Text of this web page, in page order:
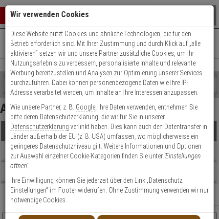
Warenkorb schließen
0 ARTIKEL IM WARENKORB
Ihr Warenkorb ist momentan leer.
Ergebnisse (78) Fertig
Preis Filter ( 78
€ €
Sicherheitslevel
Shop
durchsuchen
Bitte
geben
Sie
mindestens
Zeichen
ein,
um
Suche
Es
wurde
noch
Kategorien
Suche
gestartet
+49 (0)821 899 493-0Mo. - Do.: 8:00 - 16:30 | Fr.: 8:00 - 14:00 Uhr
Kontaktservice nutzen
Abus Messingschloss
Produkte
Topseller
Relevanz
Wir verwenden Cookies
Diese Website nutzt Cookies und ähnliche Technologien, die für den
Betrieb erforderlich sind. Mit Ihrer Zustimmung und durch Klick auf „alle
aktivieren“ setzen wir und unsere Partner zusätzliche Cookies, um Ihr
Nutzungserlebnis zu verbessern, personalisierte Inhalte und relevante
Werbung bereitzustellen und Analysen zur Optimierung unserer Services
durchzuführen. Dabei können personenbezogene Daten wie Ihre IP-
Adresse verarbeitet werden, um Inhalte an Ihre Interessen anzupassen.
Wie unsere Partner, z. B. Google , Ihre Daten verwenden, entnehmen Sie
bitte deren Datenschutzerklärung, die wir für Sie in unserer
Datenschutzerklärung verlinkt haben. Dies kann auch den Datentransfer in
Länder außerhalb der EU (z. B. USA) umfassen, wo möglicherweise ein
geringeres Datenschutzniveau gilt. Weitere Informationen und Optionen
zur Auswahl einzelner Cookie-Kategorien finden Sie unter 'Einstellungen
öffnen'.
Ihre Einwilligung können Sie jederzeit über den Link „Datenschutz
Einstellungen“ im Footer widerrufen. Ohne Zustimmung verwenden wir nur
notwendige Cookies.